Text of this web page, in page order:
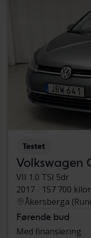
Testet
Volkswagen
VII 1.0 TSI 5dr
2017
157 700
Åkersberga
Førende bud
Med finansiering